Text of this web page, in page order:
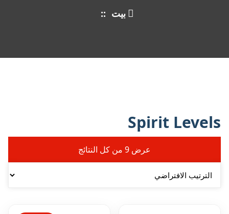
بيت ::
Spirit Levels
عرض ⁦9⁩ من كل النتائج